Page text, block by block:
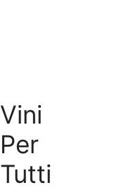
Vini
Per
Tutti